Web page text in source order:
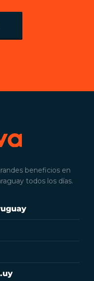
beneficios en
todos los días.